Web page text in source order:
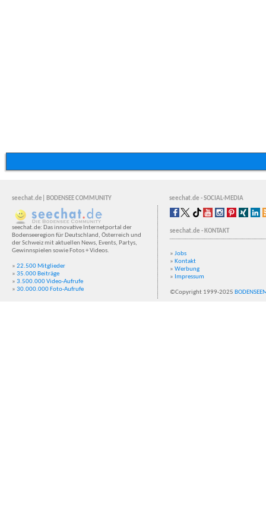
seechat.de| BODENSEE COMMUNITY seechat.de - SOCIAL-MEDIA
seechat.de: Das innovative Internetportal der
Bodenseeregion für Deutschland, Österreich und
der Schweiz mit aktuellen News, Events, Partys,
Gewinnspielen sowie Fotos + Videos.
» 22.500 Mitglieder
» 35.000 Beiträge
» 3.500.000 Video-Aufrufe
» 30.000.000 Foto-Aufrufe
seechat.de - KONTAKT
» Jobs
» Kontakt
» Werbung
» Impressum
©Copyright 1999-2025